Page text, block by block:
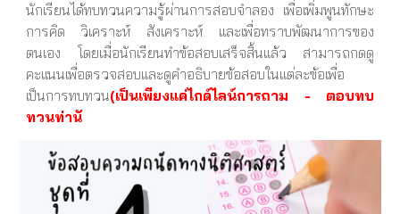
นักเรียนได้ทบทวนความรู้ผ่านการสอบจำลอง เพื่อเพิ่มพูนทักษะ
การคิด วิเคราะห์ สังเคราะห์ และเพื่อทราบพัฒนาการของ
ตนเอง โดยเมื่อนักเรียนทำข้อสอบเสร็จสิ้นแล้ว สามารถกดดู
คะแนนเพื่อตรวจสอบและดูคำอธิบายข้อสอบในแต่ละข้อเพื่อ
เป็นการทบทวน(เป็นเพียงแค่ไกด์ไลน์การถาม - ตอบทบ
ทวนท่านั